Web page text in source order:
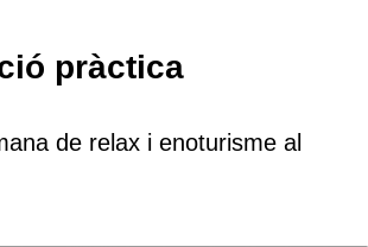
pràctica
de relax i enoturisme al